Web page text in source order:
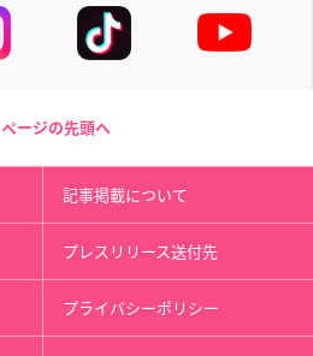
ページの先頭へ
記事掲載について
プレスリリース送付先
プライバシーポリシー